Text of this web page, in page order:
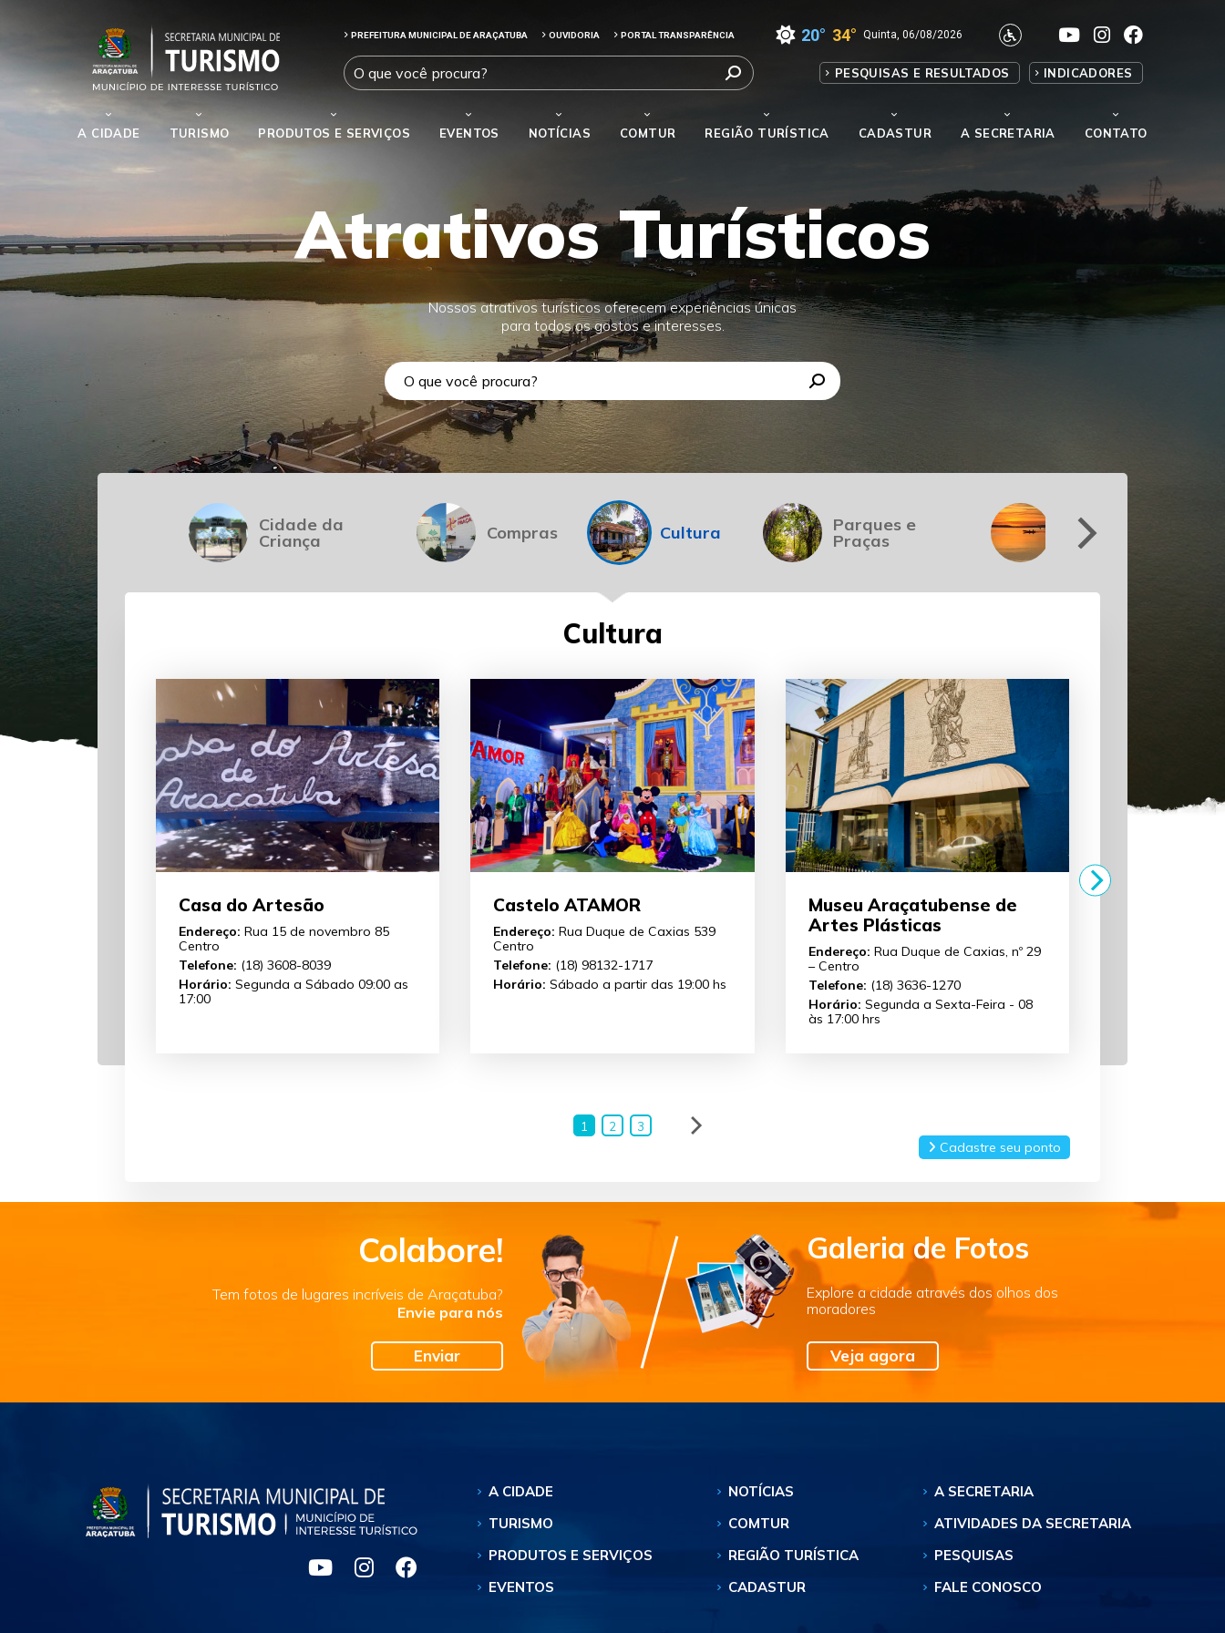
PREFEITURA MUNICIPAL DE ARAÇATUBA OUVIDORIA PORTAL TRANSPARÊNCIA 20° 34° Quinta, 06/08/2026
PESQUISAS E RESULTADOS INDICADORES
A CIDADE TURISMO PRODUTOS E SERVIÇOS EVENTOS NOTÍCIAS COMTUR REGIÃO TURÍSTICA CADASTUR A SECRETARIA CONTATO
Atrativos Turísticos
Nossos atrativos turísticos oferecem experiências únicas
para todos os gostos e interesses.
Cidade da
Criança Compras Cultura Parques e
Praças
Pesca e
Náutica
Cultura
Casa do Artesão
Endereço: Rua 15 de novembro 85
Centro
Telefone: (18) 3608-8039
Horário: Segunda a Sábado 09:00 as
17:00
Castelo ATAMOR
Endereço: Rua Duque de Caxias 539
Centro
Telefone: (18) 98132-1717
Horário: Sábado a partir das 19:00 hs
Museu Araçatubense de
Artes Plásticas
Endereço: Rua Duque de Caxias, nº 29
– Centro
Telefone: (18) 3636-1270
Horário: Segunda a Sexta-Feira - 08
às 17:00 hrs
Cadastre seu ponto
Colabore!
Tem fotos de lugares incríveis de Araçatuba?
Envie para nós
Enviar
Galeria de Fotos
Explore a cidade através dos olhos dos
moradores
Veja agora
A CIDADE
TURISMO
PRODUTOS E SERVIÇOS
EVENTOS
NOTÍCIAS
COMTUR
REGIÃO TURÍSTICA
CADASTUR
A SECRETARIA
ATIVIDADES DA SECRETARIA
PESQUISAS
FALE CONOSCO